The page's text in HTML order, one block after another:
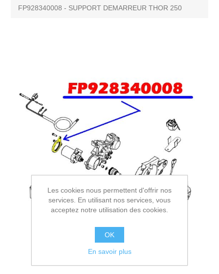
FP928340008 - SUPPORT DEMARREUR THOR 250
Les cookies nous permettent d'offrir nos
services. En utilisant nos services, vous
acceptez notre utilisation des cookies.
OK
En savoir plus